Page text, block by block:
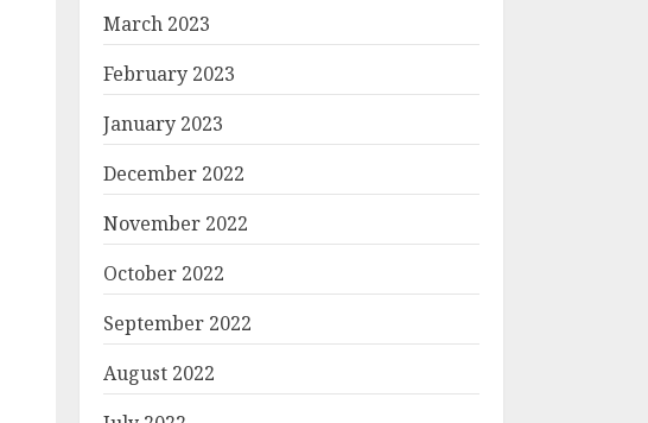
March 2023
February 2023
January 2023
December 2022
November 2022
October 2022
September 2022
August 2022